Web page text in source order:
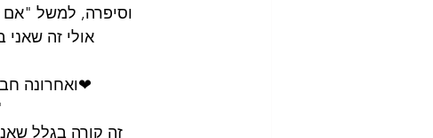
וסיפרה, למשל "אם
אולי זה
❤ואחרונה
זה קורה בגלל